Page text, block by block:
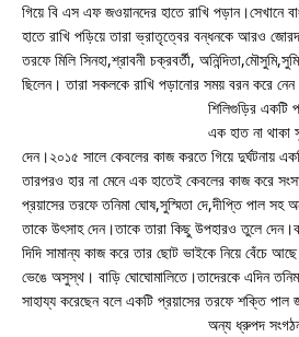
গিয়ে বি এস এফ জওয়ানদের হাতে রাখি পড়ান।সেখানে
হাতে রাখি পড়িয়ে তারা ভ্রাতৃত্বের বন্ধনকে আরও
তরফে মিলি সিনহা,শ্রাবনী চক্রবর্তী,
ছিলেন। তারা সকলকে রাখি পড়ানোর সময় বরন করে
শিলিগুড়ির একটি
এক হাত না থাকা
দেন।২০১৫ সালে কেবলের কাজ করতে গিয়ে দুর্ঘটনায়
তারপরও হার না মেনে এক হাতেই কেবলের কাজ করে
প্রয়াসের তরফে তনিমা ঘোষ,সুস্মিতা দে,দীপ্তি পাল সহ
তাকে উৎসাহ দেন।তাকে তারা কিছু উপহারও তুলে
দিদি সামান্য কাজ করে তার ছোট ভাইকে নিয়ে বেঁচে
ভেঙে অসুস্থ। বাড়ি ঘোঘোমালিতে।তাদেরকে এদিন
সাহায্য করেছেন বলে একটি প্রয়াসের তরফে শক্তি পাল
অন্য ধ্রুপদ সংগঠন